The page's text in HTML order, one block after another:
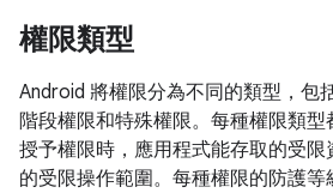
權限類型
Android 將權限分為不同的類型，包
階段權限和特殊權限。每種權限類
授予權限時，應用程式能存取的受
的受限操作範圍。每種權限的防護